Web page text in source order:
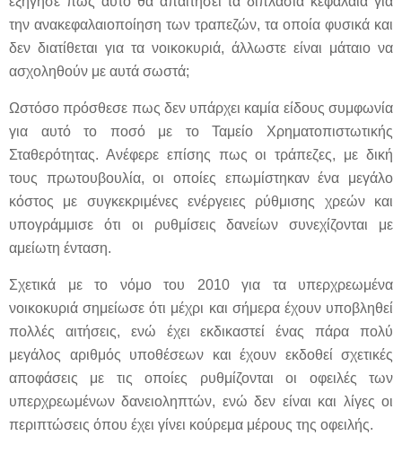
την ανακεφαλαιοποίηση των τραπεζών, τα οποία φυσικά και
δεν διατίθεται για τα νοικοκυριά, άλλωστε είναι μάταιο να
ασχοληθούν με αυτά σωστά;
Ωστόσο πρόσθεσε πως δεν υπάρχει καμία είδους συμφωνία
για αυτό το ποσό με το Ταμείο Χρηματοπιστωτικής
Σταθερότητας. Ανέφερε επίσης πως οι τράπεζες, με δική
τους πρωτουβουλία, οι οποίες επωμίστηκαν ένα μεγάλο
κόστος με συγκεκριμένες ενέργειες ρύθμισης χρεών και
υπογράμμισε ότι οι ρυθμίσεις δανείων συνεχίζονται με
αμείωτη ένταση.
Σχετικά με το νόμο του 2010 για τα υπερχρεωμένα
νοικοκυριά σημείωσε ότι μέχρι και σήμερα έχουν υποβληθεί
πολλές αιτήσεις, ενώ έχει εκδικαστεί ένας πάρα πολύ
μεγάλος αριθμός υποθέσεων και έχουν εκδοθεί σχετικές
αποφάσεις με τις οποίες ρυθμίζονται οι οφειλές των
υπερχρεωμένων δανειοληπτών, ενώ δεν είναι και λίγες οι
περιπτώσεις όπου έχει γίνει κούρεμα μέρους της οφειλής.